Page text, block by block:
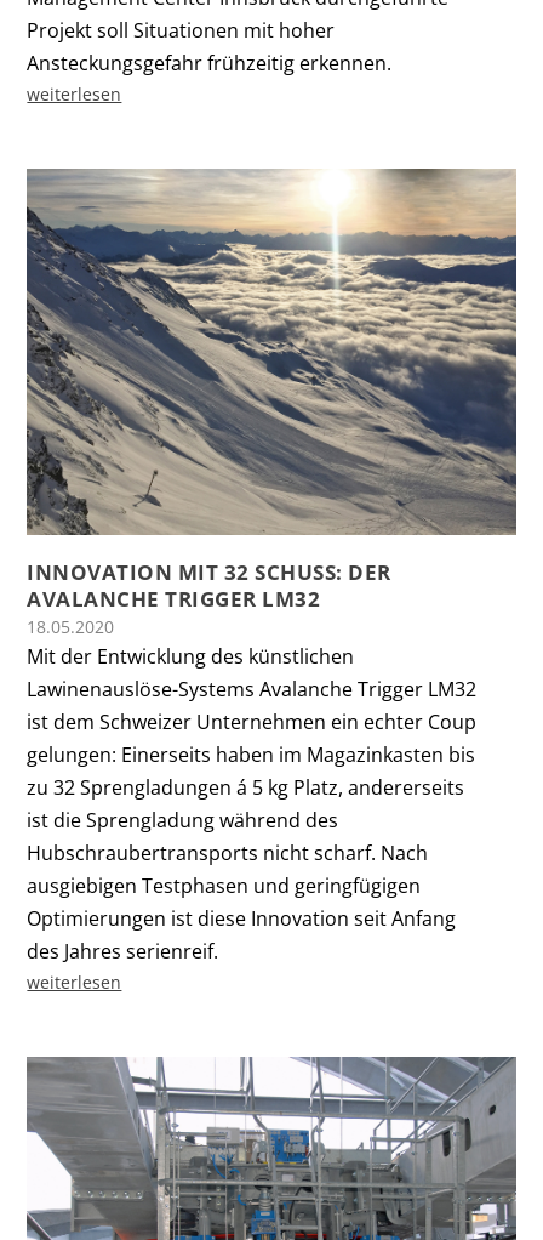
Projekt soll Situationen mit hoher
Ansteckungsgefahr frühzeitig erkennen.
weiterlesen
INNOVATION MIT 32 SCHUSS: DER
AVALANCHE TRIGGER LM32
18.05.2020
Mit der Entwicklung des künstlichen
Lawinenauslöse-Systems Avalanche Trigger LM32
ist dem Schweizer Unternehmen ein echter Coup
gelungen: Einerseits haben im Magazinkasten bis
zu 32 Sprengladungen á 5 kg Platz, andererseits
ist die Sprengladung während des
Hubschraubertransports nicht scharf. Nach
ausgiebigen Testphasen und geringfügigen
Optimierungen ist diese Innovation seit Anfang
des Jahres serienreif.
weiterlesen